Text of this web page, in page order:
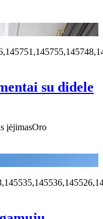
su didele
įėjimasOro